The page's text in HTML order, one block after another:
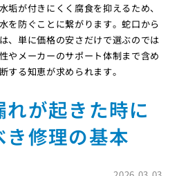
垢が付きにくく腐食を抑えるため、
を防ぐことに繋がります。蛇口から
、単に価格の安さだけで選ぶのでは
やメーカーのサポート体制まで含め
する知恵が求められます。
が起きた時に
修理の基本